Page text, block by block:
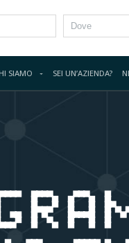
SIAMO SEI UN’AZIENDA?